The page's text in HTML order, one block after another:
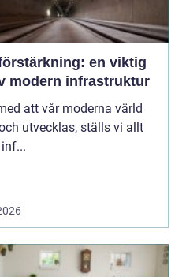
en viktig
modern infrastruktur
att vår moderna värld
utvecklas, ställs vi allt